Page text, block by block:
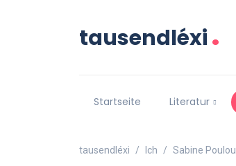
tausendléxi.
Startseite Literatur
tausendléxi Ich Sabine Poulou